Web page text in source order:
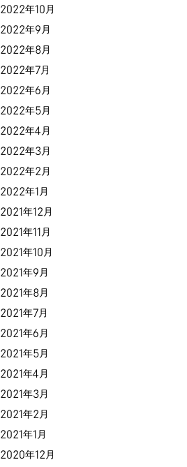
2022年10月
2022年9月
2022年8月
2022年7月
2022年6月
2022年5月
2022年4月
2022年3月
2022年2月
2022年1月
2021年12月
2021年11月
2021年10月
2021年9月
2021年8月
2021年7月
2021年6月
2021年5月
2021年4月
2021年3月
2021年2月
2021年1月
2020年12月